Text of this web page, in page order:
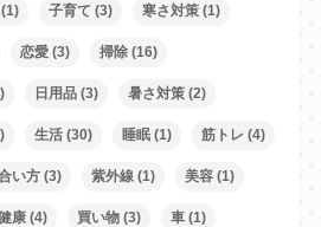
(1) 子育て (3) 寒さ対策(1)
恋愛(3) 掃除(16)
日用品(3) 暑さ対策(2)
生活(30) 睡眠(1) 筋トレ (4)
い方(3) 紫外線(1) 美容(1)
康(4) 買い物(3) 車(1)